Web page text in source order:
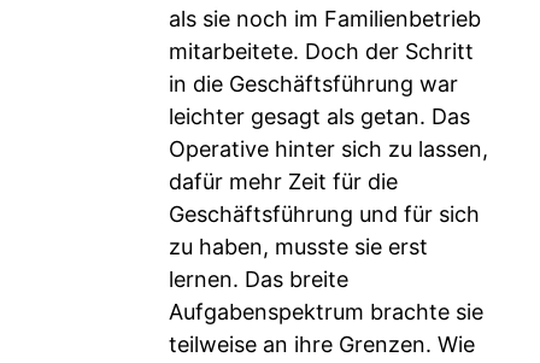
als sie noch im Familienbetrieb
mitarbeitete. Doch der Schritt
in die Geschäftsführung war
leichter gesagt als getan. Das
Operative hinter sich zu lassen,
dafür mehr Zeit für die
Geschäftsführung und für sich
zu haben, musste sie erst
lernen. Das breite
Aufgabenspektrum brachte sie
teilweise an ihre Grenzen. Wie